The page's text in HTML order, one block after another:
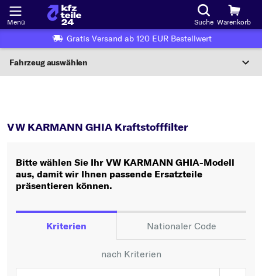
Menü Suche Warenkorb
Gratis Versand ab 120 EUR Bestellwert
Fahrzeug auswählen
Wo finde ich die?
Oder
Oder Fahrzeugauswahl nach Kriterien:
Hersteller wählen
Typ wählen
VW KARMANN GHIA Kraftstofffilter
Bitte wählen Sie Ihr VW KARMANN GHIA-Modell
aus, damit wir Ihnen passende Ersatzteile
präsentieren können.
Kriterien Nationaler Code
nach Kriterien